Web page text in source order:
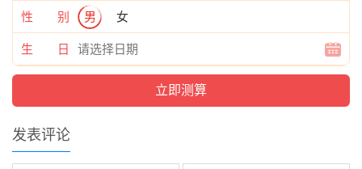
性 别 男 女
生 日
发表评论